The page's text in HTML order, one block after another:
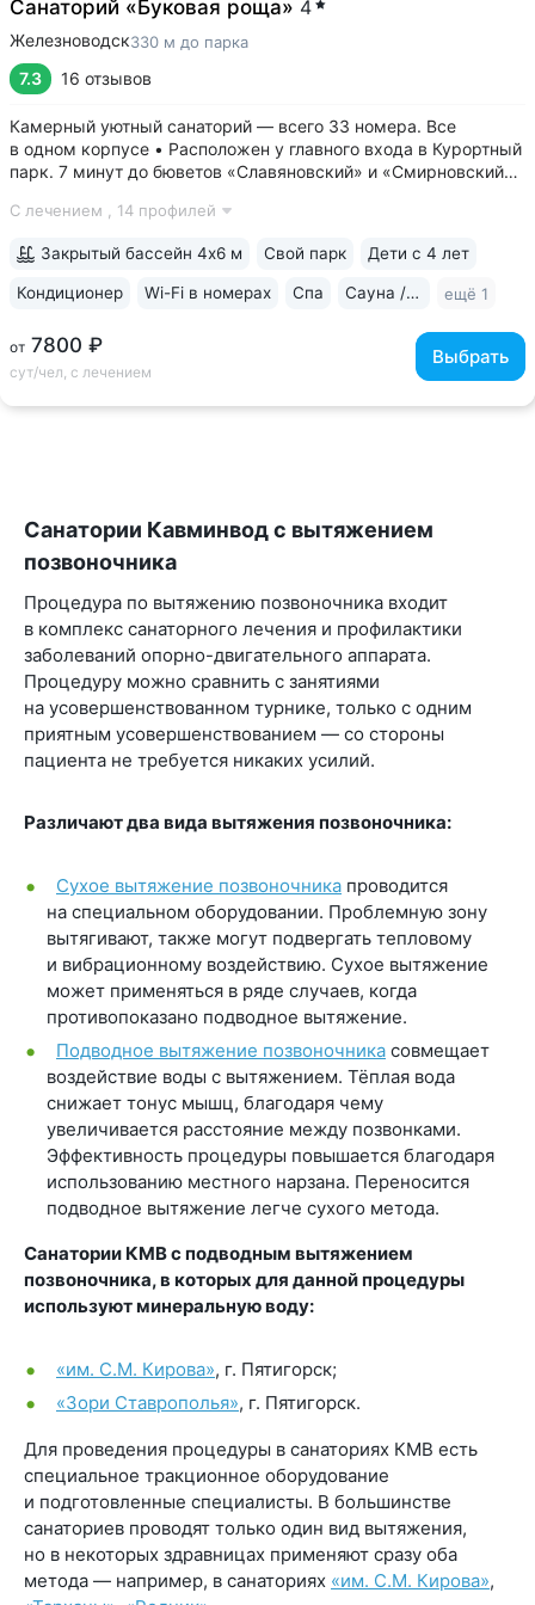
Санаторий «Буковая роща» 4
Железноводск330 м до парка
7.3 16 отзывов
Камерный уютный санаторий — всего 33 номера. Все
в одном корпусе • Расположен у главного входа в Курортный
парк. 7 минут до бюветов «Славяновский» и «Смирновский»,
балконы во всех номерах с панорамным видом на горы,
С лечением , 14 профилей
от 7800 ₽
сут/чел, с лечением
Выбрать
Закрытый бассейн 4х6 м Свой парк Дети с 4 лет
Кондиционер Wi-Fi в номерах Спа Сауна / хаммам ещё 1
Санатории Кавминвод с вытяжением
позвоночника
Процедура по вытяжению позвоночника входит
в комплекс санаторного лечения и профилактики
заболеваний опорно-двигательного аппарата.
Процедуру можно сравнить с занятиями
на усовершенствованном турнике, только с одним
приятным усовершенствованием — со стороны
пациента не требуется никаких усилий.
Различают два вида вытяжения позвоночника:
Сухое вытяжение позвоночника проводится
на специальном оборудовании. Проблемную зону
вытягивают, также могут подвергать тепловому
и вибрационному воздействию. Сухое вытяжение
может применяться в ряде случаев, когда
противопоказано подводное вытяжение.
Подводное вытяжение позвоночника совмещает
воздействие воды с вытяжением. Тёплая вода
снижает тонус мышц, благодаря чему
увеличивается расстояние между позвонками.
Эффективность процедуры повышается благодаря
использованию местного нарзана. Переносится
подводное вытяжение легче сухого метода.
Санатории КМВ с подводным вытяжением
позвоночника, в которых для данной процедуры
используют минеральную воду:
«им. С.М. Кирова», г. Пятигорск;
«Зори Ставрополья», г. Пятигорск.
Для проведения процедуры в санаториях КМВ есть
специальное тракционное оборудование
и подготовленные специалисты. В большинстве
санаториев проводят только один вид вытяжения,
но в некоторых здравницах применяют сразу оба
метода — например, в санаториях «им. С.М. Кирова»,